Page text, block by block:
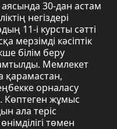
30-дан астам
негіздері
11-і курсты сәтті
мерзімді кәсіптік
білім беру
Мемлекет
қарамастан,
орналасу
Көптеген жұмыс
ала теріс
төмен